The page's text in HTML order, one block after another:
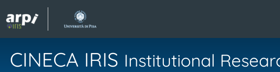
CINECA IRIS Institutional